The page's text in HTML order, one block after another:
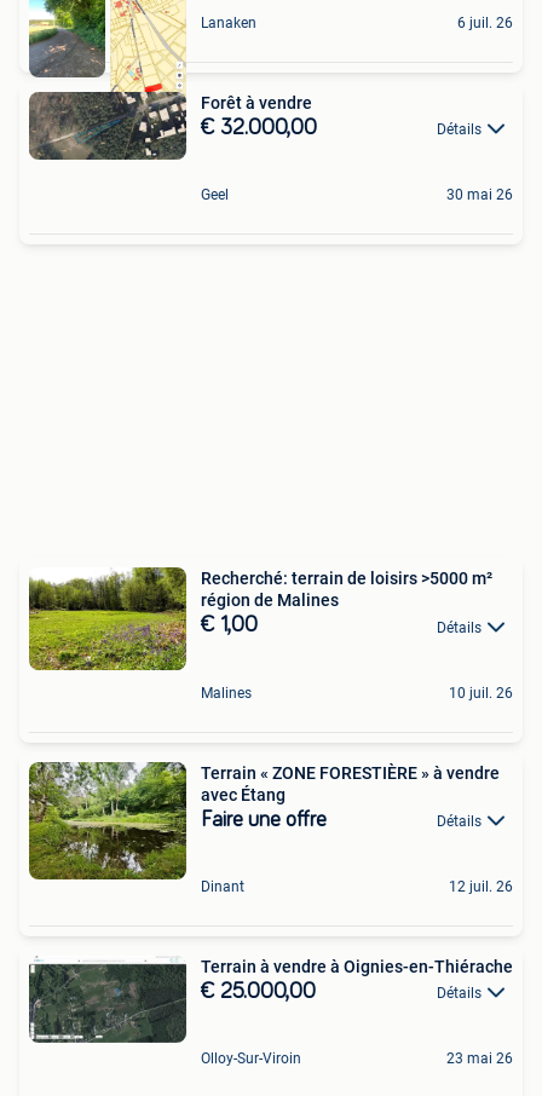
Lanaken 6 juil. 26
Forêt à vendre
€ 32.000,00 Détails
Geel 30 mai 26
Recherché: terrain de loisirs >5000 m²
région de Malines
€ 1,00 Détails
Malines 10 juil. 26
Terrain « ZONE FORESTIÈRE » à vendre
avec Étang
Faire une offre Détails
Dinant 12 juil. 26
Terrain à vendre à Oignies-en-Thiérache
€ 25.000,00 Détails
Olloy-Sur-Viroin 23 mai 26